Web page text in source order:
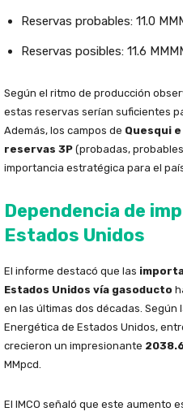
Reservas probables: 11.0
Reservas posibles: 11.6
Según el ritmo de producción
estas reservas serían suficientes
Además, los campos de Quesqui
reservas 3P (probadas,
importancia estratégica para el
Dependencia de
Estados Unidos
El informe destacó que las
Estados Unidos vía gasoducto
en las últimas dos décadas.
Energética de Estados Unidos,
crecieron un impresionante
MMpcd.
El IMCO señaló que este aumento